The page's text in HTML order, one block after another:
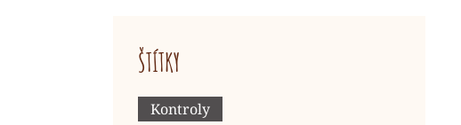
ŠTÍTKY
Kontroly